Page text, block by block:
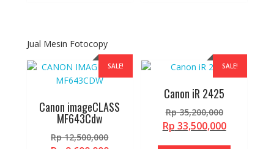
Jual Mesin Fotocopy
SALE!
Canon imageCLASS
MF643Cdw
Rp12,500,000Original
SALE!
Canon iR 2425
Rp35,200,000Original
price
Rp 33,500,000Current